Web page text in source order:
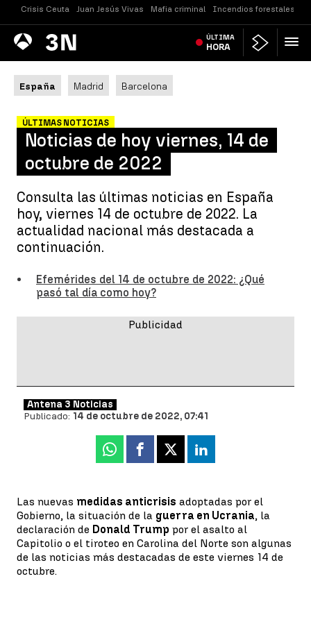
Crisis Ceuta Juan Jesús Vivas Mafia criminal Incendios forestales
Antena
3 Noticias ÚLTIMA
HORA
España Madrid Barcelona
ÚLTIMAS NOTICIAS
Noticias de hoy viernes, 14 de
octubre de 2022
Consulta las últimas noticias en España
hoy, viernes 14 de octubre de 2022. La
actualidad nacional más destacada a
continuación.
Efemérides del 14 de octubre de 2022: ¿Qué
pasó tal día como hoy?
Antena 3 Noticias
Publicado: 14 de octubre de 2022, 07:41
Whatsapp
Facebook
X Linkedin
Las nuevas medidas anticrisis adoptadas por el
Gobierno, la situación de la guerra en Ucrania, la
declaración de Donald Trump por el asalto al
Capitolio o el tiroteo en Carolina del Norte son algunas
de las noticias más destacadas de este viernes 14 de
octubre.